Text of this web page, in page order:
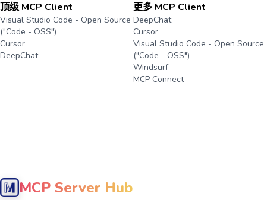
顶级 MCP Client
Visual Studio Code - Open Source
("Code - OSS")
Cursor
DeepChat
更多 MCP Client
DeepChat
Cursor
Visual Studio Code - Open Source
("Code - OSS")
Windsurf
MCP Connect
MCP Server Hub